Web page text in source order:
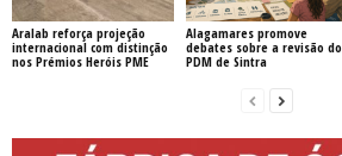
Aralab reforça projeção
internacional com distinção
nos Prémios Heróis PME
Alagamares promove
debates sobre a revisão do
PDM de Sintra